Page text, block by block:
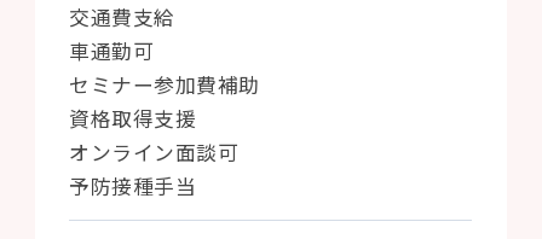
交通費支給
車通勤可
セミナー参加費補助
資格取得支援
オンライン面談可
予防接種手当